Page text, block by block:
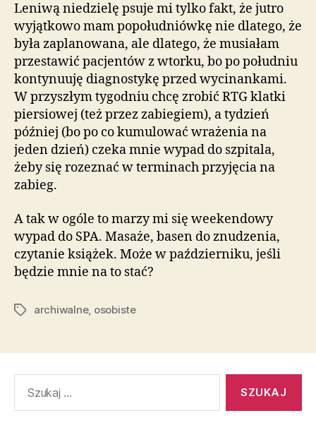
Leniwą niedzielę psuje mi tylko fakt, że jutro
wyjątkowo mam popołudniówkę nie dlatego, że
była zaplanowana, ale dlatego, że musiałam
przestawić pacjentów z wtorku, bo po południu
kontynuuję diagnostykę przed wycinankami.
W przyszłym tygodniu chcę zrobić RTG klatki
piersiowej (też przez zabiegiem), a tydzień
później (bo po co kumulować wrażenia na
jeden dzień) czeka mnie wypad do szpitala,
żeby się rozeznać w terminach przyjęcia na
zabieg.
A tak w ogóle to marzy mi się weekendowy
wypad do SPA. Masaże, basen do znudzenia,
czytanie książek. Może w październiku, jeśli
będzie mnie na to stać?
Tagiarchiwalne, osobiste